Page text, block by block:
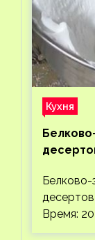
Кухня
Время: